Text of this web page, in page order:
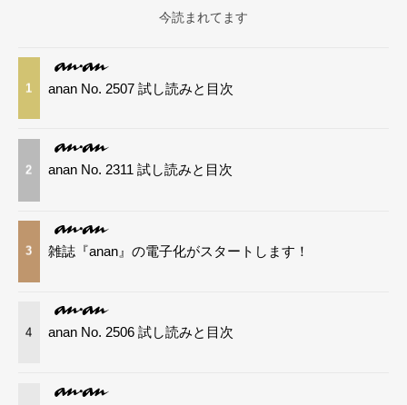
今読まれてます
1 anan No. 2507 試し読みと目次
2 anan No. 2311 試し読みと目次
3 雑誌『anan』の電子化がスタートします！
4 anan No. 2506 試し読みと目次